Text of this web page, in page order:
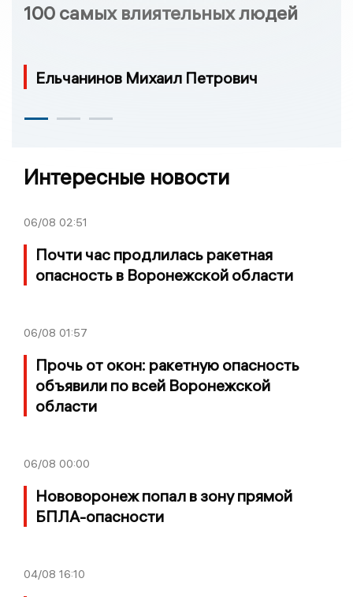
100 самых влиятельных людей
Ельчанинов Михаил Петрович
Интересные новости
06/08 02:51
Почти час продлилась ракетная
опасность в Воронежской области
06/08 01:57
Прочь от окон: ракетную опасность
объявили по всей Воронежской
области
06/08 00:00
Нововоронеж попал в зону прямой
БПЛА-опасности
04/08 16:10